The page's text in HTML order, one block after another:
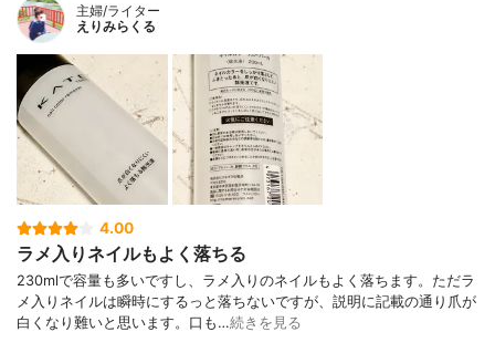
主婦/ライター
えりみらくる
4.00
ラメ入りネイルもよく落ちる
230mlで容量も多いですし、ラメ入りのネイルもよく落ちます。ただラ
メ入りネイルは瞬時にするっと落ちないですが、説明に記載の通り爪が
白くなり難いと思います。口も…続きを見る